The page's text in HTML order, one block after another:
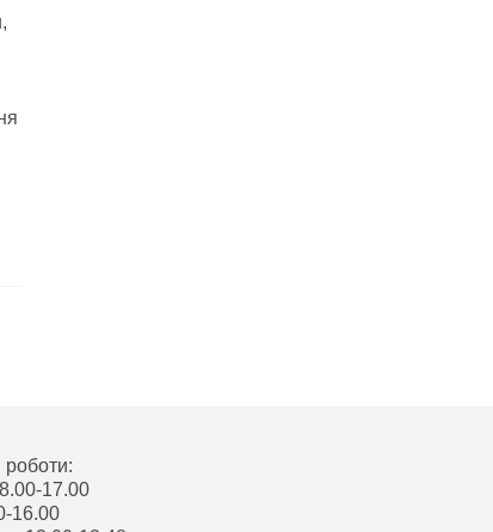
17.00
16.00